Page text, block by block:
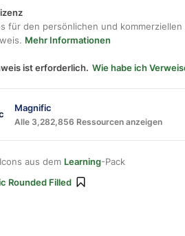
für den persönlichen und kommerziellen
Mehr Informationen
ist erforderlich. Wie habe ich
Magnific
Alle 3,282,856 Ressourcen anzeigen
aus dem Learning-Pack
Rounded Filled